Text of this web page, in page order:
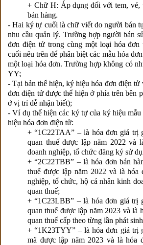
+ Chữ H: Áp dụng đối với tem, vé,
bán hàng.
- Hai ký tự cuối là chữ viết do người bán
nhu cầu quản lý. Trường hợp người bán
đơn điện tử trong cùng một loại hóa
cuối nêu trên để phân biệt các mẫu hóa
một loại hóa đơn. Trường hợp không có
YY;
- Tại bản thể hiện, ký hiệu hóa đơn điện tử
đơn điện tử được thể hiện ở phía trên bên
ở vị trí dễ nhận biết);
- Ví dụ thể hiện các ký tự của ký hiệu
hiệu hóa đơn điện tử:
+ “1C22TAA” – là hóa đơn giá trị
quan thuế được lập năm 2022 và
doanh nghiệp, tổ chức đăng ký sử
+ “2C22TBB” – là hóa đơn bán
thuế được lập năm 2022 và là hóa
nghiệp, tổ chức, hộ cá nhân kinh
quan thuế;
+ “1C23LBB” – là hóa đơn giá trị
quan thuế được lập năm 2023 và là
quan thuế cấp theo từng lần phát
+ “1K23TYY” – là hóa đơn giá trị
mã được lập năm 2023 và là hóa